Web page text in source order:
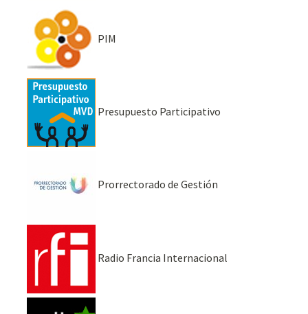
PIM
Presupuesto Participativo
Prorrectorado de Gestión
Radio Francia Internacional